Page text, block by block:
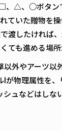
、△、○ボタン
ていた贈物を
で渡したければ
ても進める場
外やアーツ以
Iが物理属性を
ュなどはしな